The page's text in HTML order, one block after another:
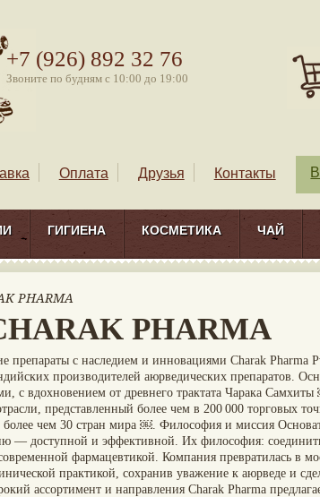
+7 (926) 892 32 76
Звоните по будням с 10:00 до 19:00
Оплата Друзья Контакты
ГИГИЕНА КОСМЕТИКА ЧАЙ
PHARMA
PHARMA
препараты с наследием и инновациями Charak
производителей аюрведических препаратов.
вдохновением от древнего трактата Чарака
представленный более чем в 200 000 торговых
чем 30 стран мира ￼. Философия и миссия
— доступной и эффективной. Их философия:
фармацевтикой. Компания превратилась в
практикой, сохранив уважение к аюрведе и
ассортимент и направления Charak Pharma